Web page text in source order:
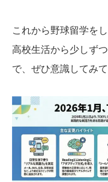
これから野球留学を
高校生活から少しず
で、ぜひ意識してみて